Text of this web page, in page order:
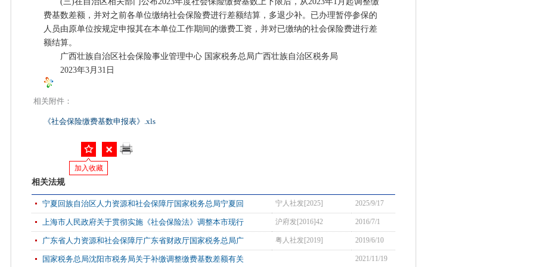
费基数差额，并对之前各单位缴纳社会保险费进行差额结算，多退少补。已办理暂停参保的
人员由原单位按规定申报其在本单位工作期间的缴费工资，并对已缴纳的社会保险费进行差
额结算。
广西壮族自治区社会保险事业管理中心 国家税务总局广西壮族自治区税务局
2023年3月31日
相关附件：
《社会保险缴费基数申报表》.xls
加入收藏
相关法规
宁夏回族自治区人力资源和社会保障厅国家税务总局宁夏回 宁人社发[2025] 2025/9/17
上海市人民政府关于贯彻实施《社会保险法》调整本市现行 沪府发[2016]42 2016/7/1
广东省人力资源和社会保障厅广东省财政厅国家税务总局广 粤人社发[2019] 2019/6/10
国家税务总局沈阳市税务局关于补缴调整缴费基数差额有关 2021/11/19